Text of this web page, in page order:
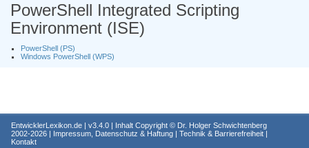
PowerShell Integrated Scripting
Environment (ISE)
PowerShell (PS)
Windows PowerShell (WPS)
EntwicklerLexikon.de | v3.4.0 | Inhalt Copyright © Dr. Holger Schwichtenberg
2002-2026 | Impressum, Datenschutz & Haftung | Technik & Barrierefreiheit |
Kontakt